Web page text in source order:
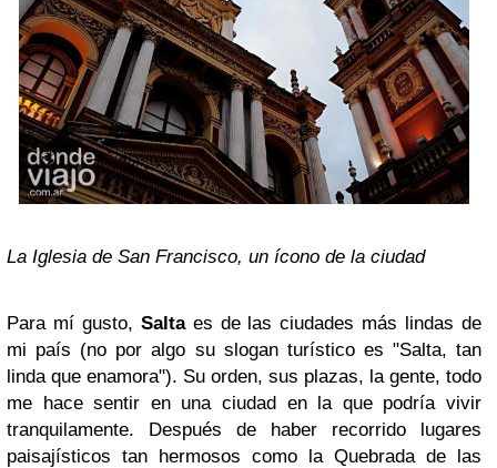
La Iglesia de San Francisco, un ícono de la ciudad
Para mí gusto, Salta es de las ciudades más lindas de
mi país (no por algo su slogan turístico es "Salta, tan
linda que enamora"). Su orden, sus plazas, la gente, todo
me hace sentir en una ciudad en la que podría vivir
tranquilamente. Después de haber recorrido lugares
paisajísticos tan hermosos como la Quebrada de las